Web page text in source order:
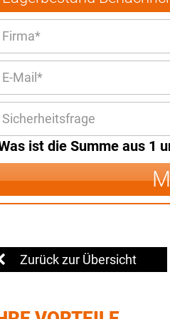
ist die Summe aus 1
Zurück zur Übersicht